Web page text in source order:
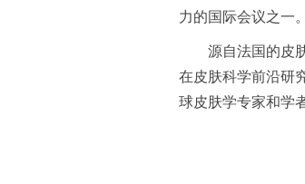
力的国际会议之一。
源自法国的皮
在皮肤科学前沿研
球皮肤学专家和学